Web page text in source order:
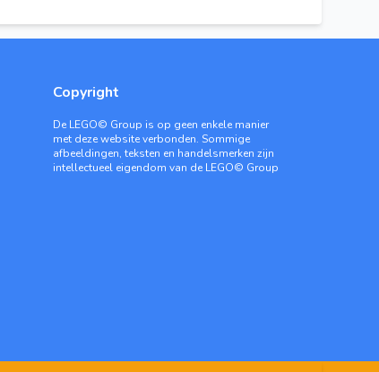
Copyright
De LEGO© Group is op geen enkele manier
met deze website verbonden. Sommige
afbeeldingen, teksten en handelsmerken zijn
intellectueel eigendom van de LEGO© Group